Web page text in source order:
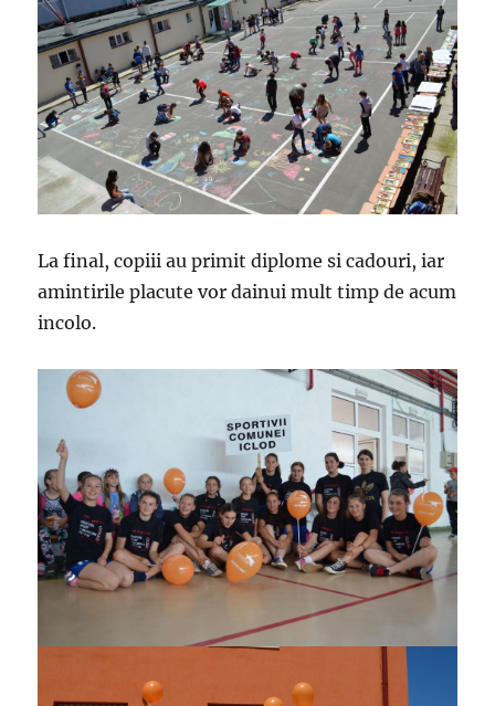
La final, copiii au primit diplome si cadouri, iar
amintirile placute vor dainui mult timp de acum
incolo.